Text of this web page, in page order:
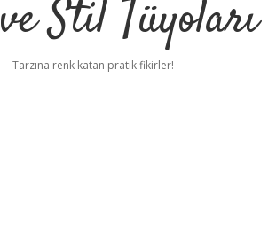
Stil Tüyoları
Tarzına renk katan pratik fikirler!